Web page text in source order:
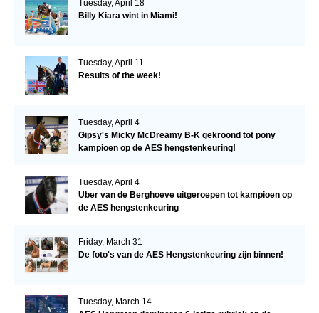
Tuesday, April 18
Billy Kiara wint in Miami!
Tuesday, April 11
Results of the week!
Tuesday, April 4
Gipsy's Micky McDreamy B-K gekroond tot pony
kampioen op de AES hengstenkeuring!
Tuesday, April 4
Uber van de Berghoeve uitgeroepen tot kampioen op
de AES hengstenkeuring
Friday, March 31
De foto's van de AES Hengstenkeuring zijn binnen!
Tuesday, March 14